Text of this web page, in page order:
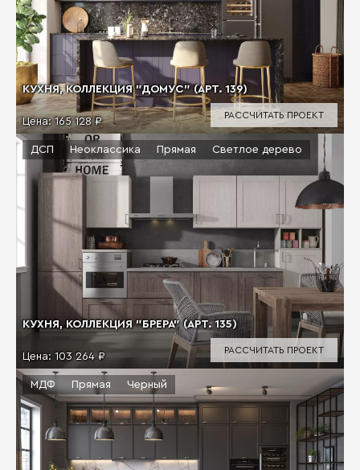
КУХНЯ, КОЛЛЕКЦИЯ "ДОМУС" (АРТ. 139)
Цена:165 128 ₽
РАССЧИТАТЬ ПРОЕКТ
КУХНЯ, КОЛЛЕКЦИЯ "БРЕРА" (АРТ. 135)
Цена: 103 264 ₽
ДСП Неоклассика Прямая Светлое дерево
РАССЧИТАТЬ ПРОЕКТ
МДФ Прямая Черный